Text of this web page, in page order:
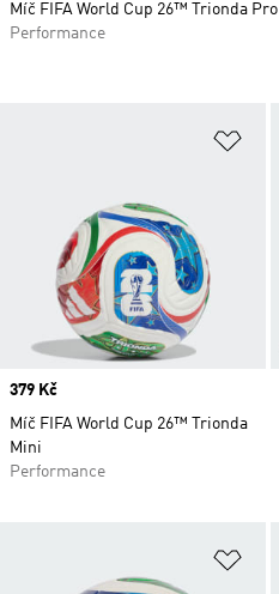
Price
379 Kč
Míč FIFA World Cup 26™ Trionda
Mini
Performance
Míč FIFA World Cup 26™ Trionda Pro
Performance